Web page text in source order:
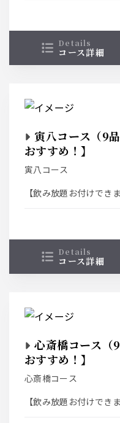
【コースのイカでは物
泳ぎイカ増量⇒1300円
えます）
カツオ増量⇒1300円（
ます）
【もう一品何か欲しい
お料理の追加なども承り
＊詳しくお好みを伺い
とスムーズです！
details
コース詳細
寅八コース（9
おすすめ！】
寅八コース
【飲み放題お付けでき
クーポンご利用で共に
↓おすすめプラスオプ
泳ぎイカ増量⇒1300
えます）
カツオ増量⇒1300円（
ます）
【もう一品何か欲しい…
＊詳しくお好みを伺い
details
コース詳細
心斎橋コース（
おすすめ！】
心斎橋コース
【飲み放題お付けでき